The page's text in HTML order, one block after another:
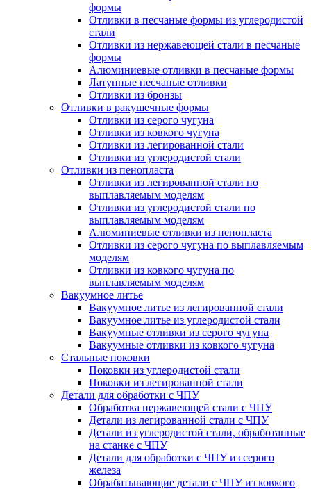
формы
Отливки в песчаные формы из углеродистой
стали
Отливки из нержавеющей стали в песчаные
формы
Алюминиевые отливки в песчаные формы
Латунные песчаные отливки
Отливки из бронзы
Отливки в ракушечные формы
Отливки из серого чугуна
Отливки из ковкого чугуна
Отливки из легированной стали
Отливки из углеродистой стали
Отливки из пенопласта
Отливки из легированной стали по
выплавляемым моделям
Отливки из углеродистой стали по
выплавляемым моделям
Алюминиевые отливки из пенопласта
Отливки из серого чугуна по выплавляемым
моделям
Отливки из ковкого чугуна по
выплавляемым моделям
Вакуумное литье
Вакуумное литье из легированной стали
Вакуумное литье из углеродистой стали
Вакуумные отливки из серого чугуна
Вакуумные отливки из ковкого чугуна
Стальные поковки
Поковки из углеродистой стали
Поковки из легированной стали
Детали для обработки с ЧПУ
Обработка нержавеющей стали с ЧПУ
Детали из легированной стали с ЧПУ
Детали из углеродистой стали, обработанные
на станке с ЧПУ
Детали для обработки с ЧПУ из серого
железа
Обрабатывающие детали с ЧПУ из ковкого